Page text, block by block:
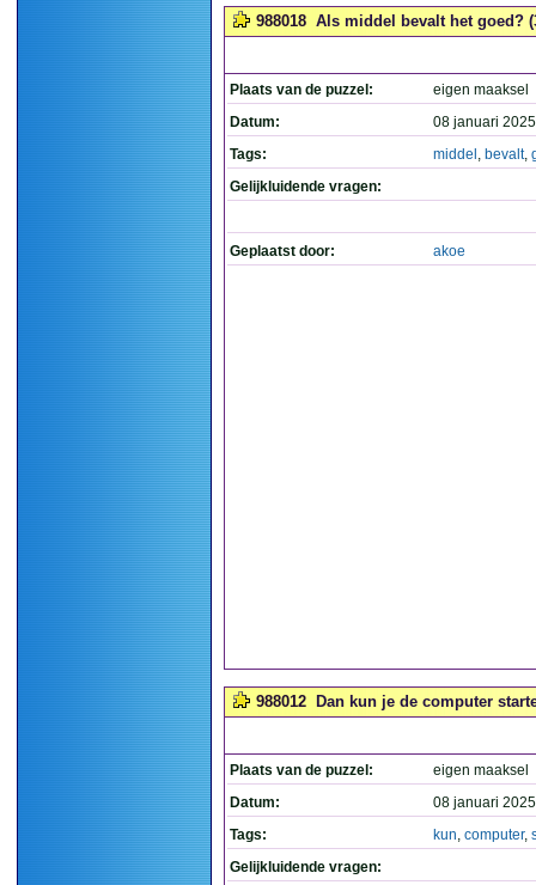
988018 Als middel bevalt het goed?
Plaats van de puzzel:
eigen maaksel
Datum:
08 januari
Tags:
middel , bevalt,
Gelijkluidende vragen:
Geplaatst door: akoe
988012 Dan kun je de computer
Plaats van de puzzel:
eigen maaksel
Datum:
08 januari
Tags:
kun, computer,
Gelijkluidende vragen: